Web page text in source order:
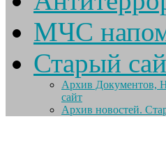
МЧС
Старый
Архив Документов,
сайт
Архив новостей.